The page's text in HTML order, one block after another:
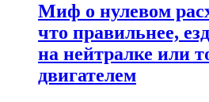
Миф о нулевом
что правильнее,
на нейтралке или
двигателем